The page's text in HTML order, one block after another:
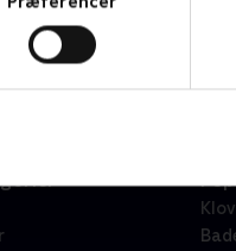
Wars: Visions
• 1 sæsoner